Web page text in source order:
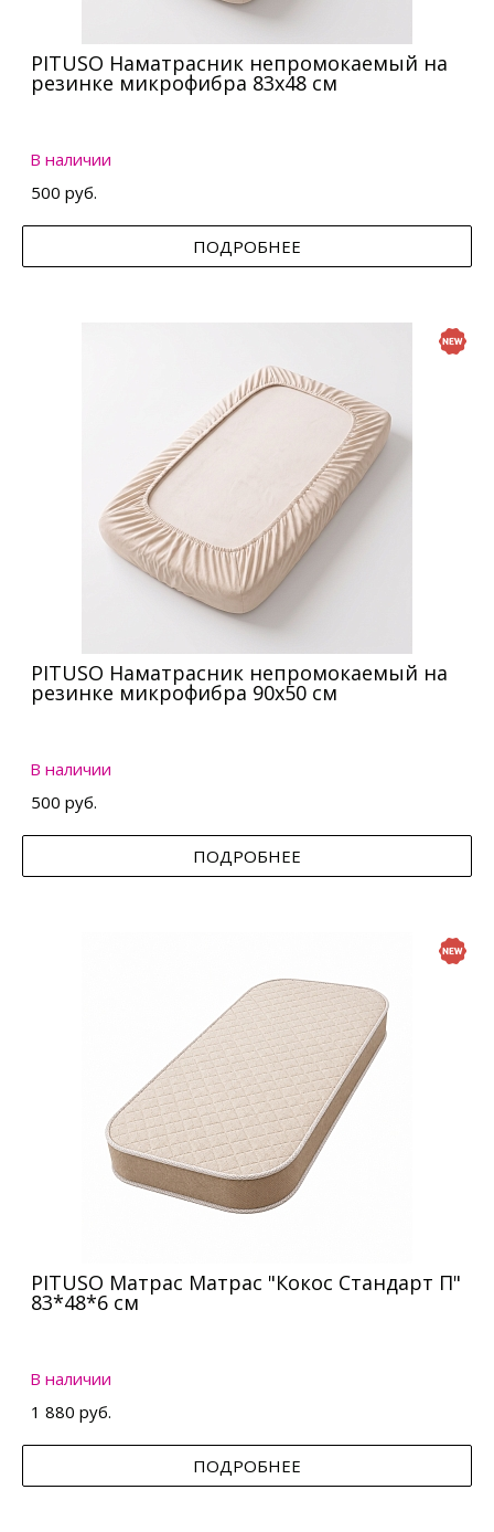
PITUSO Наматрасник непромокаемый на
резинке микрофибра 83х48 см
В наличии
500 руб.
ПОДРОБНЕЕ
PITUSO Наматрасник непромокаемый на
резинке микрофибра 90х50 см
В наличии
500 руб.
ПОДРОБНЕЕ
PITUSO Матрас Матрас "Кокос Стандарт П"
83*48*6 см
В наличии
1 880 руб.
ПОДРОБНЕЕ